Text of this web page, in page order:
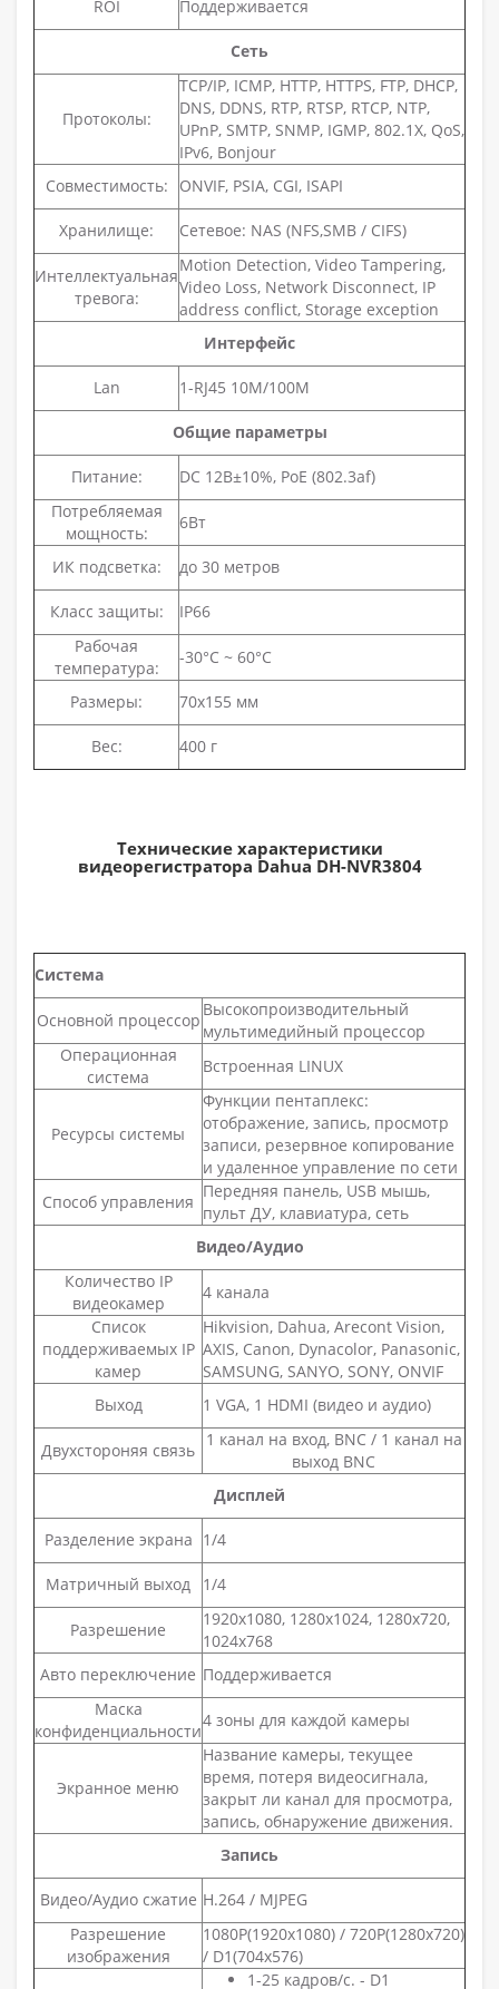
ROI Поддерживается
Сеть
Протоколы:
TCP/IP, ICMP, HTTP, HTTPS, FTP, DHCP,
DNS, DDNS, RTP, RTSP, RTCP, NTP,
UPnP, SMTP, SNMP, IGMP, 802.1X, QoS,
IPv6, Bonjour
Совместимость:
ONVIF, PSIA, CGI, ISAPI
Хранилище: Сетевое: NAS (NFS,SMB / CIFS)
Интеллектуальная
тревога:
Motion Detection, Video Tampering,
Video Loss, Network Disconnect, IP
address conflict, Storage exception
Интерфейс
Lan 1-RJ45 10M/100M
Общие параметры
Питание:
DC 12В±10%, PoE (802.3af)
Потребляемая
мощность:
6Вт
ИК подсветка: до 30 метров
Класс защиты:
IP66
Рабочая
температура:
-30°C ~ 60°C
Размеры: 70x155 мм
Вес: 400 г
Технические характеристики
видеорегистратора Dahua DH-NVR3804
Система
Основной процессор
Высокопроизводительный
мультимедийный процессор
Операционная
система
Встроенная LINUX
Ресурсы системы
Функции пентаплекс:
отображение, запись, просмотр
записи, резервное копирование
и удаленное управление по сети
Способ управления
Передняя панель, USB мышь,
пульт ДУ, клавиатура, сеть
Видео/Аудио
Количество IP
видеокамер
4 канала
Список
поддерживаемых IP
камер
Hikvision, Dahua, Arecont Vision,
AXIS, Canon, Dynacolor, Panasonic,
SAMSUNG, SANYO, SONY, ONVIF
Выход
1 VGA, 1 HDMI (видео и аудио)
Двухстороняя связь
1 канал на вход, BNC / 1 канал на
выход BNC
Дисплей
Разделение экрана 1/4
Матричный выход 1/4
Разрешение
1920x1080, 1280x1024, 1280x720,
1024x768
Авто переключение Поддерживается
Маска
конфиденциальности
4 зоны для каждой камеры
Экранное меню
Название камеры, текущее
время, потеря видеосигнала,
закрыт ли канал для просмотра,
запись, обнаружение движения.
Запись
Видео/Аудио сжатие H.264 / MJPEG
Разрешение
изображения
1080P(1920x1080) / 720P(1280x720)
/ D1(704х576)
1-25 кадров/с. - D1